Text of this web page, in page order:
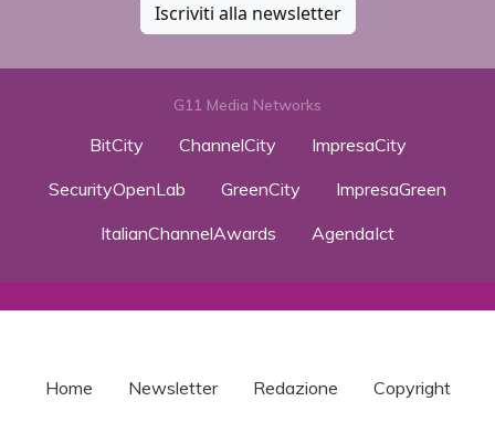
Iscriviti alla newsletter
G11 Media Networks
BitCity ChannelCity
ImpresaCity
SecurityOpenLab
GreenCity
ImpresaGreen
ItalianChannelAwards
AgendaIct
Home Newsletter Redazione Copyright